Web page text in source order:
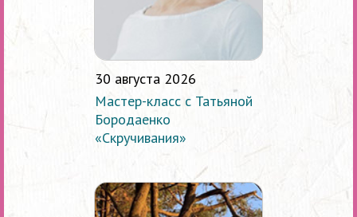
30 августа 2026
Мастер-класс с Татьяной
Бородаенко
«Скручивания»